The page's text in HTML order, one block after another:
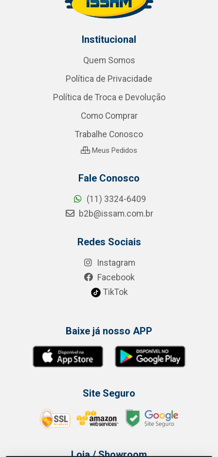
Institucional
Quem Somos
Política de Privacidade
Política de Troca e Devolução
Como Comprar
Trabalhe Conosco
Meus Pedidos
Fale Conosco
(11) 3324-6409
b2b@issam.com.br
Redes Sociais
Instagram
Facebook
TikTok
Baixe já nosso APP
Site Seguro
Loja / Showroom